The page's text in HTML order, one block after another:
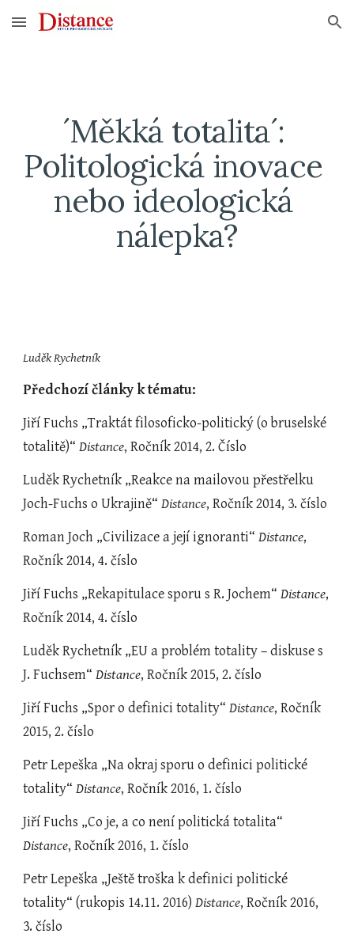
Skip to main content Skip to navigation
´Měkká totalita´:
Politologická inovace
nebo ideologická
nálepka?
Luděk Rychetník
Předchozí články k tématu:
Jiří Fuchs „Traktát filosoficko-politický (o bruselské
totalitě)“ Distance, Ročník 2014, 2. Číslo
Luděk Rychetník „Reakce na mailovou přestřelku
Joch-Fuchs o Ukrajině“ Distance, Ročník 2014, 3. číslo
Roman Joch „Civilizace a její ignoranti“ Distance,
Ročník 2014, 4. číslo
Jiří Fuchs „Rekapitulace sporu s R. Jochem“ Distance,
Ročník 2014, 4. číslo
Luděk Rychetník „EU a problém totality – diskuse s
J. Fuchsem“ Distance, Ročník 2015, 2. číslo
Jiří Fuchs „Spor o definici totality“ Distance, Ročník
2015, 2. číslo
Petr Lepeška „Na okraj sporu o definici politické
totality“ Distance, Ročník 2016, 1. číslo
Distance, Ročník 2016, 1. číslo
Petr Lepeška „Ještě troška k definici politické
totality“ (rukopis 14.11. 2016) Distance, Ročník 2016,
3. číslo